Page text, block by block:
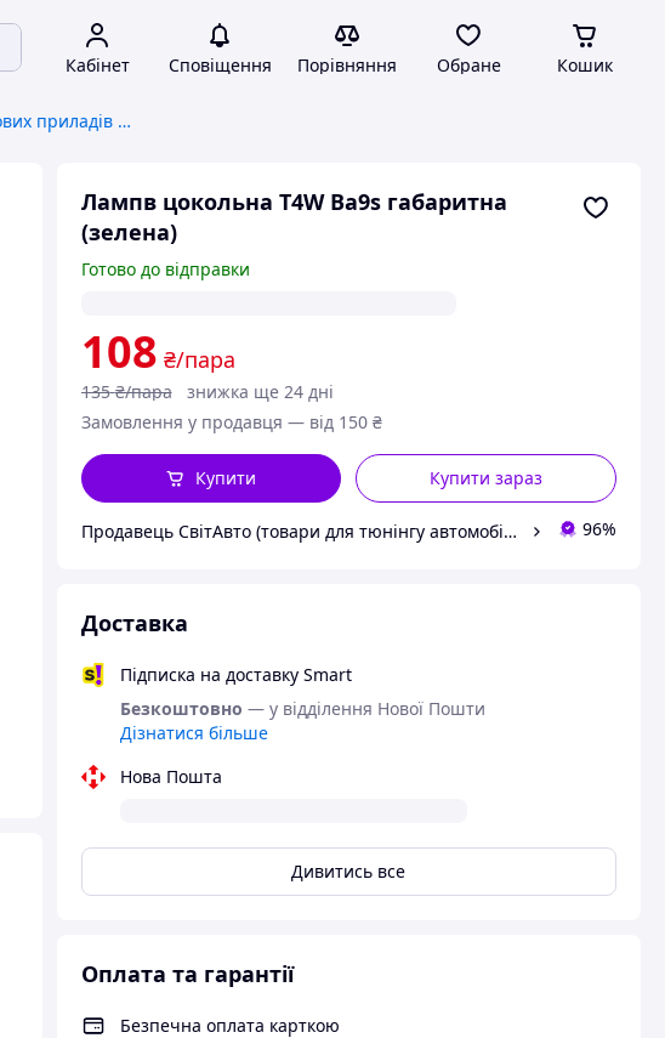
Кабінет Сповіщення Порівняння Обране Кошик
Лампочки для світлових приладів автомобіля
Лампв цокольна T4W Ba9s габаритна
(зелена)
Готово до відправки
108 ₴/пара
135 ₴/пара
знижка ще 24 дні
Замовлення у продавця — від 150 ₴
Купити зараз
Купити
Продавець СвітАвто (товари для тюнінгу автомобілів ВАЗ) 96%
Доставка
Підписка на доставку Smart
Безкоштовно — у відділення Нової Пошти
Дізнатися більше
Нова Пошта
Дивитись все
Оплата та гарантії
Безпечна оплата карткою